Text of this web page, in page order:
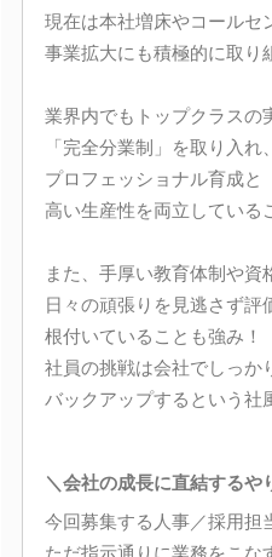
現在は本社増床やコールセ
事業拡大にも積極的に取り
業界内でもトップクラスの
「完全分業制」を取り入れ、
プロフェッショナル育成と
高い生産性を両立している
また、手厚い教育体制や資
日々の頑張りを見逃さず評
根付いていることも強み！
社員の挑戦は会社でしっか
バックアップするという社
＼会社の成長に直結するや
今回募集する人事／採用担
ただ指示通りに業務をこな